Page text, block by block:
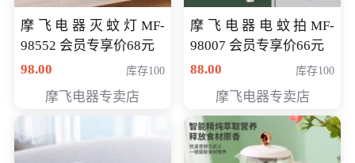
摩飞电器灭蚊灯MF-
98552 会员专享价68元
98.00
库存100
摩飞电器专卖店
摩飞电器电蚊拍MF-
98007 会员专享价66元
88.00
库存100
摩飞电器专卖店